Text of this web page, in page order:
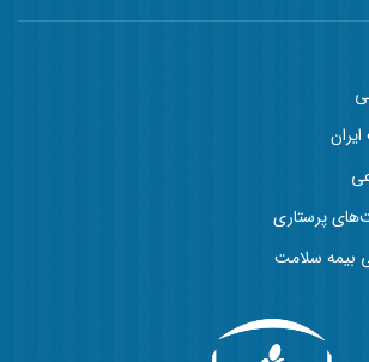
پرستاری
بیمه سلامت